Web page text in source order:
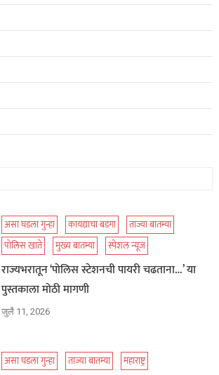
असा घडला गुन्हा कायद्याचा बडगा
ताज्या बातम्या
पोलिस खाते
मुख्य बातम्या स्पेशल न्यूज
राज्यभरातून ‘पोलिस स्टेशनची पायरी चढताना…’ या
पुस्तकाला मोठी मागणी
जुलै 11, 2026
असा घडला गुन्हा ताज्या बातम्या महाराष्ट्र